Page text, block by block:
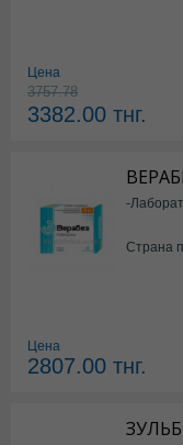
Цена
3757.78
3382.00 тнг.
-
Страна
Цена
2807.00 тнг.